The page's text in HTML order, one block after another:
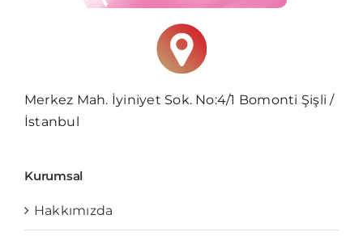
Merkez Mah. İyiniyet Sok. No:4/1 Bomonti Şişli /
İstanbul
Kurumsal
Hakkımızda